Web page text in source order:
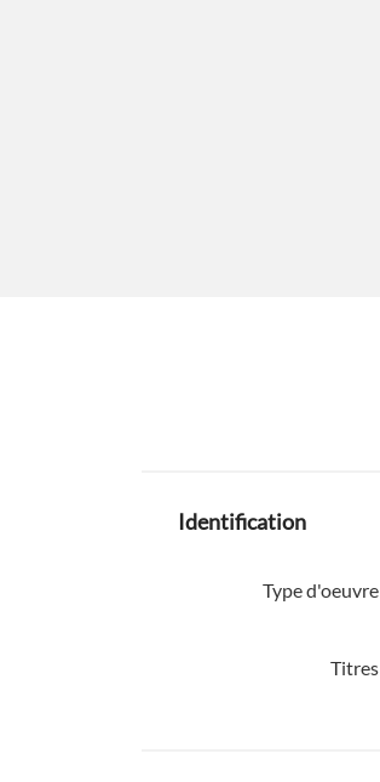
Identification
Type d'oeuvre
Titres